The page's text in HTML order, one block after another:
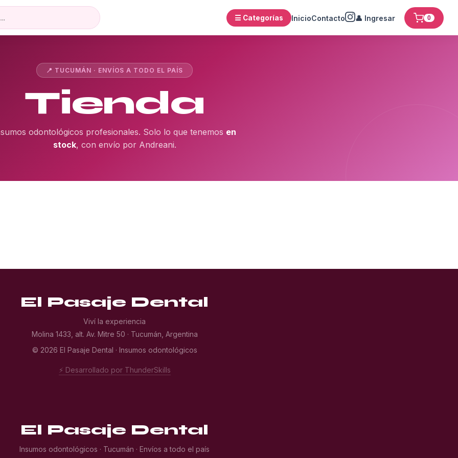
☰ Categorías InicioContacto 👤 Ingresar 0
📍 TUCUMÁN · ENVÍOS A TODO EL PAÍS
Tienda
odontológicos profesionales. Solo lo que tenemos en
stock, con envío por Andreani.
El Pasaje Dental
Viví la experiencia
Molina 1433, alt. Av. Mitre 50 · Tucumán, Argentina
© 2026 El Pasaje Dental · Insumos odontológicos
⚡ Desarrollado por ThunderSkills
El Pasaje Dental
Insumos odontológicos · Tucumán · Envíos a todo el país